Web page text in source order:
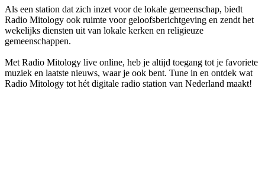
Als een station dat zich inzet voor de lokale gemeenschap, biedt
Radio Mitology ook ruimte voor geloofsberichtgeving en zendt het
wekelijks diensten uit van lokale kerken en religieuze
gemeenschappen.
Met Radio Mitology live online, heb je altijd toegang tot je favoriete
muziek en laatste nieuws, waar je ook bent. Tune in en ontdek wat
Radio Mitology tot hét digitale radio station van Nederland maakt!